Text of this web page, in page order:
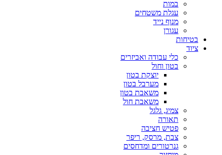
במות
עגלת משטחים
מנוף נייד
עגורן
בטיחות
ציוד
כלי עבודה ואביזרים
בטון וחול
יוצקת בטון
מערבל בטון
משאבת בטון
משאבת חול
צמיג, גלגל
תאורה
פטיש חציבה
צבת, מרסק, ריפר
גנרטורים ומדחסים